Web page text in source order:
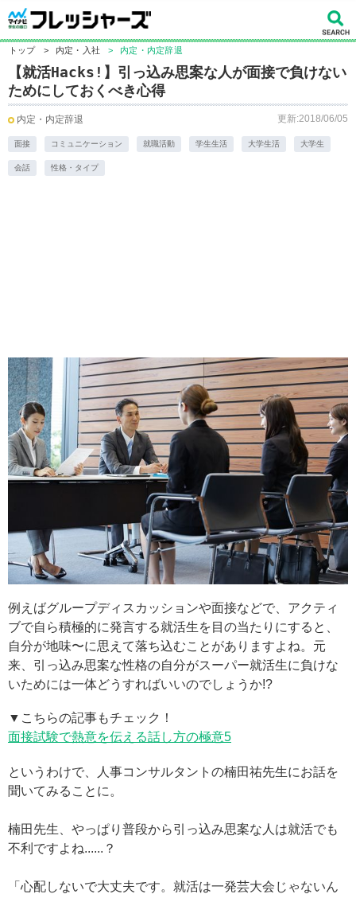
トップ > 内定・入社 > 内定・内定辞退
【就活Hacks!】引っ込み思案な人が面接で負けない
ためにしておくべき心得
内定・内定辞退 更新:2018/06/05
面接 コミュニケーション 就職活動 学生生活 大学生活 大学生
会話 性格・タイプ
例えばグループディスカッションや面接などで、アクティ
ブで自ら積極的に発言する就活生を目の当たりにすると、
自分が地味〜に思えて落ち込むことがありますよね。元
来、引っ込み思案な性格の自分がスーパー就活生に負けな
いためには一体どうすればいいのでしょうか!?
▼こちらの記事もチェック！
面接試験で熱意を伝える話し方の極意5
というわけで、人事コンサルタントの楠田祐先生にお話を
聞いてみることに。
楠田先生、やっぱり普段から引っ込み思案な人は就活でも
不利ですよね......？
「心配しないで大丈夫です。就活は一発芸大会じゃないん